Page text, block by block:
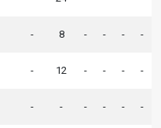
- 8 - - - -
- 12 - - - -
- - - - - -